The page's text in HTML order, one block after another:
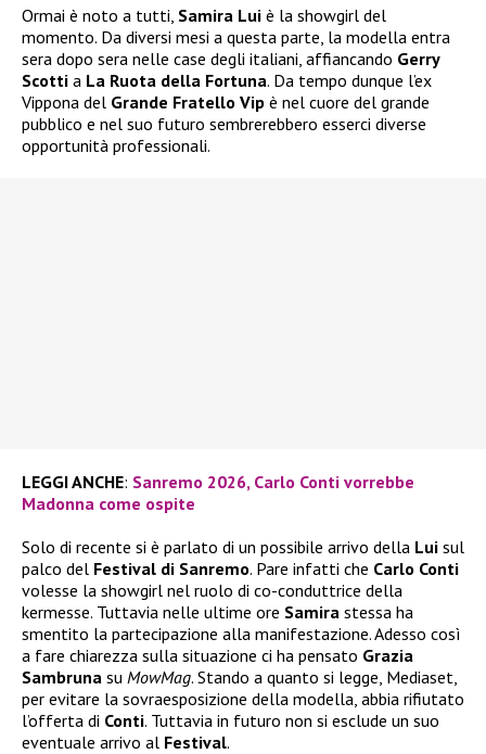
Ormai è noto a tutti, Samira Lui è la showgirl del
momento. Da diversi mesi a questa parte, la modella entra
sera dopo sera nelle case degli italiani, affiancando Gerry
Scotti a La Ruota della Fortuna. Da tempo dunque l’ex
Vippona del Grande Fratello Vip è nel cuore del grande
pubblico e nel suo futuro sembrerebbero esserci diverse
opportunità professionali.
LEGGI ANCHE: Sanremo 2026, Carlo Conti vorrebbe
Madonna come ospite
Solo di recente si è parlato di un possibile arrivo della Lui sul
palco del Festival di Sanremo. Pare infatti che Carlo Conti
volesse la showgirl nel ruolo di co-conduttrice della
kermesse. Tuttavia nelle ultime ore Samira stessa ha
smentito la partecipazione alla manifestazione. Adesso così
a fare chiarezza sulla situazione ci ha pensato Grazia
Sambruna su MowMag. Stando a quanto si legge, Mediaset,
per evitare la sovraesposizione della modella, abbia rifiutato
l’offerta di Conti. Tuttavia in futuro non si esclude un suo
eventuale arrivo al Festival.